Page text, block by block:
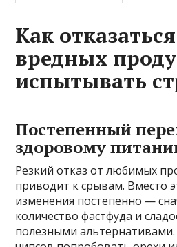
Как
вредных
испытывать
Постепенный
здоровому
Резкий отказ от любимых
приводит к срывам. Вместо
изменения постепенно —
количество фастфуда и
полезными